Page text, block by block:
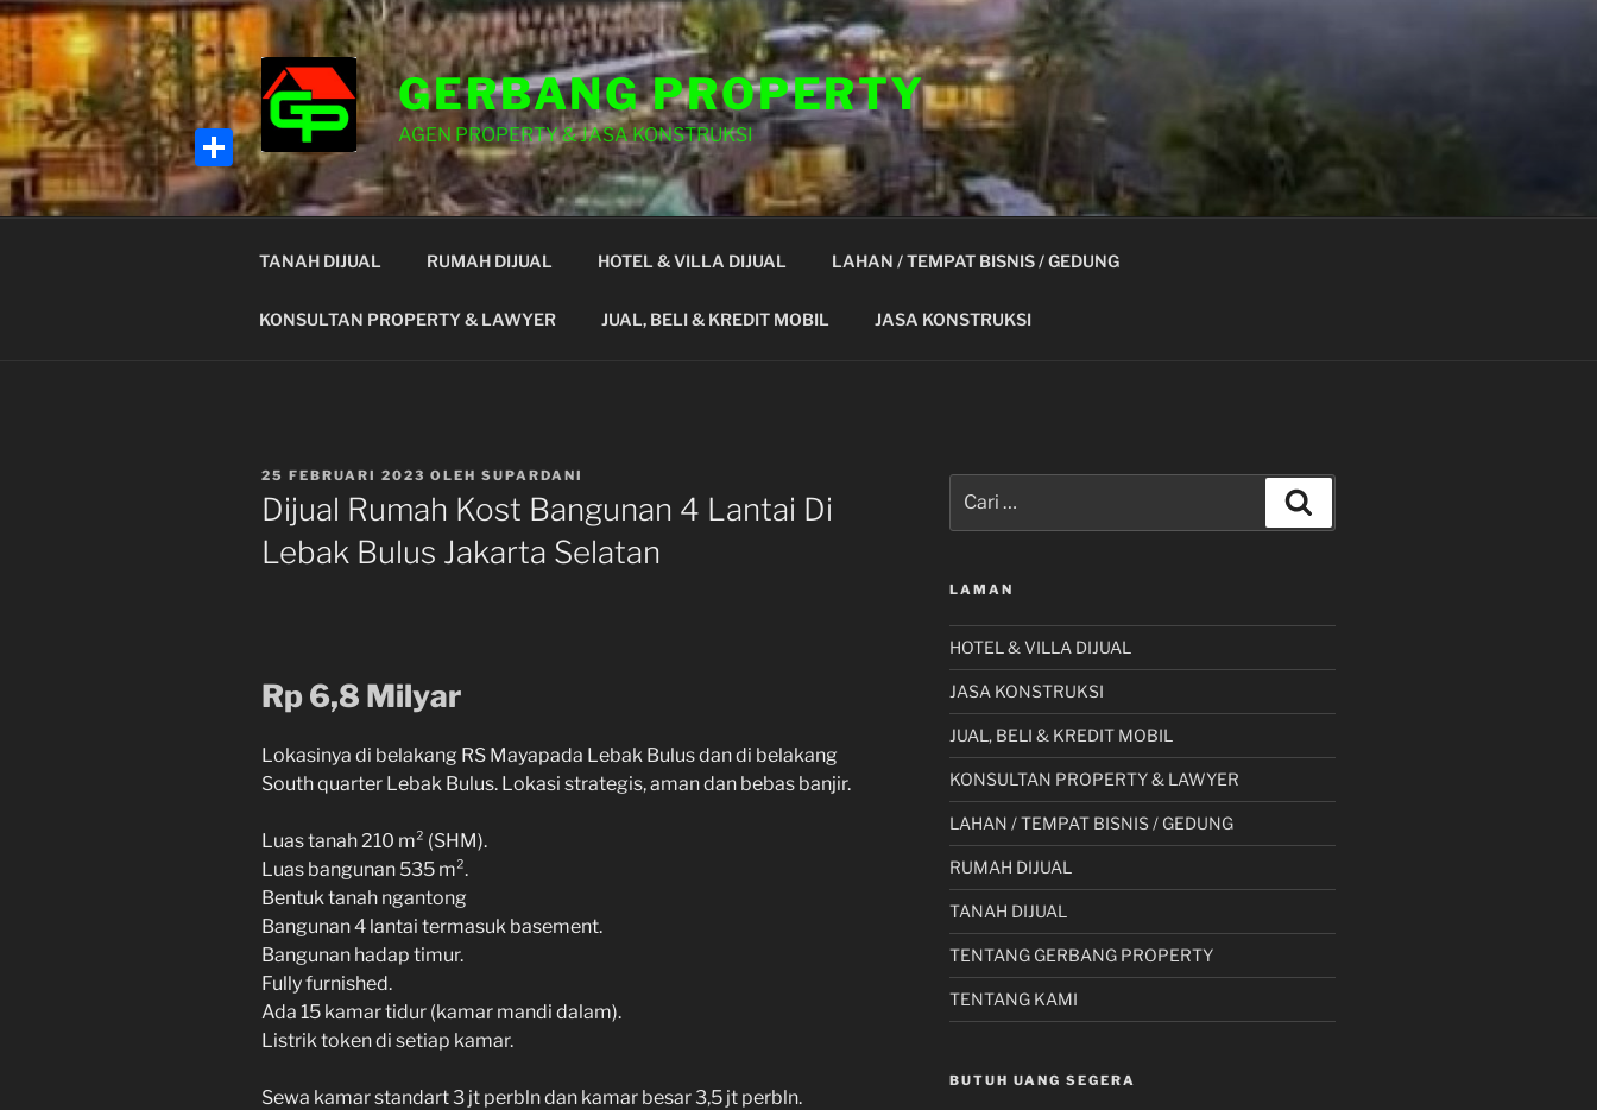
Lompat
ke
konten
GERBANG PROPERTY
AGEN PROPERTY & JASA KONSTRUKSI
TANAH DIJUAL RUMAH DIJUAL HOTEL & VILLA DIJUAL LAHAN / TEMPAT BISNIS / GEDUNG
KONSULTAN PROPERTY & LAWYER JUAL, BELI & KREDIT MOBIL JASA KONSTRUKSI
DIPOSKAN
PADA
25 FEBRUARI 2023 OLEH SUPARDANI
Dijual Rumah Kost Bangunan 4 Lantai Di
Lebak Bulus Jakarta Selatan
Rp 6,8 Milyar
Lokasinya di belakang RS Mayapada Lebak Bulus dan di belakang
South quarter Lebak Bulus. Lokasi strategis, aman dan bebas banjir.
Luas tanah 210 m² (SHM).
Luas bangunan 535 m².
Bentuk tanah ngantong
Bangunan 4 lantai termasuk basement.
Bangunan hadap timur.
Fully furnished.
Ada 15 kamar tidur (kamar mandi dalam).
Listrik token di setiap kamar.
Sewa kamar standart 3 jt perbln dan kamar besar 3,5 jt perbln.
S
h
untuk:
LAMAN
HOTEL & VILLA DIJUAL
JASA KONSTRUKSI
JUAL, BELI & KREDIT MOBIL
KONSULTAN PROPERTY & LAWYER
LAHAN / TEMPAT BISNIS / GEDUNG
RUMAH DIJUAL
TANAH DIJUAL
TENTANG GERBANG PROPERTY
TENTANG KAMI
BUTUH UANG SEGERA